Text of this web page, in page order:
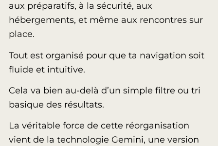
aux préparatifs, à la sécurité, aux
hébergements, et même aux rencontres sur
place.
Tout est organisé pour que ta navigation soit
fluide et intuitive.
Cela va bien au-delà d’un simple filtre ou tri
basique des résultats.
La véritable force de cette réorganisation
vient de la technologie Gemini, une version